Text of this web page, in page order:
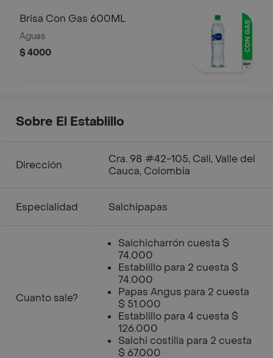
Brisa Con Gas 600ML
Aguas
$ 4000
Sobre El Establillo
Dirección
Cra. 98 #42-105, Cali, Valle del
Cauca, Colombia
Especialidad Salchipapas
Cuanto sale?
Salchicharrón cuesta $
74.000
Establillo para 2 cuesta $
74.000
Papas Angus para 2 cuesta
$ 51.000
Establillo para 4 cuesta $
126.000
Salchi costilla para 2 cuesta
$ 67.000